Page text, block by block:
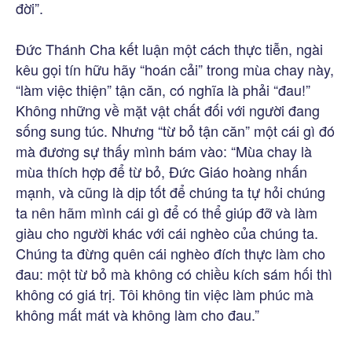
đời”.
Đức Thánh Cha kết luận một cách thực tiễn, ngài
kêu gọi tín hữu hãy “hoán cải” trong mùa chay này,
“làm việc thiện” tận căn, có nghĩa là phải “đau!”
Không những về mặt vật chất đối với người đang
sống sung túc. Nhưng “từ bỏ tận căn” một cái gì đó
mà đương sự thấy mình bám vào: “Mùa chay là
mùa thích hợp để từ bỏ, Đức Giáo hoàng nhấn
mạnh, và cũng là dịp tốt để chúng ta tự hỏi chúng
ta nên hãm mình cái gì để có thể giúp đỡ và làm
giàu cho người khác với cái nghèo của chúng ta.
Chúng ta đừng quên cái nghèo đích thực làm cho
đau: một từ bỏ mà không có chiều kích sám hối thì
không có giá trị. Tôi không tin việc làm phúc mà
không mất mát và không làm cho đau.”